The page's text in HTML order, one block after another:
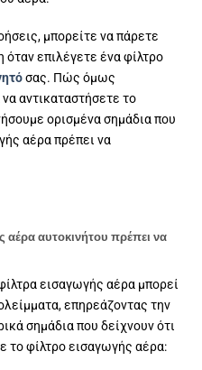
μπορείτε να πάρετε
επιλέγετε ένα φίλτρο
σας. Πώς όμως
αντικαταστήσετε το
ορισμένα σημάδια που
αέρα πρέπει να
αέρα αυτοκινήτου πρέπει να
εισαγωγής αέρα μπορεί
επηρεάζοντας την
σημάδια που δείχνουν ότι
το φίλτρο εισαγωγής αέρα: